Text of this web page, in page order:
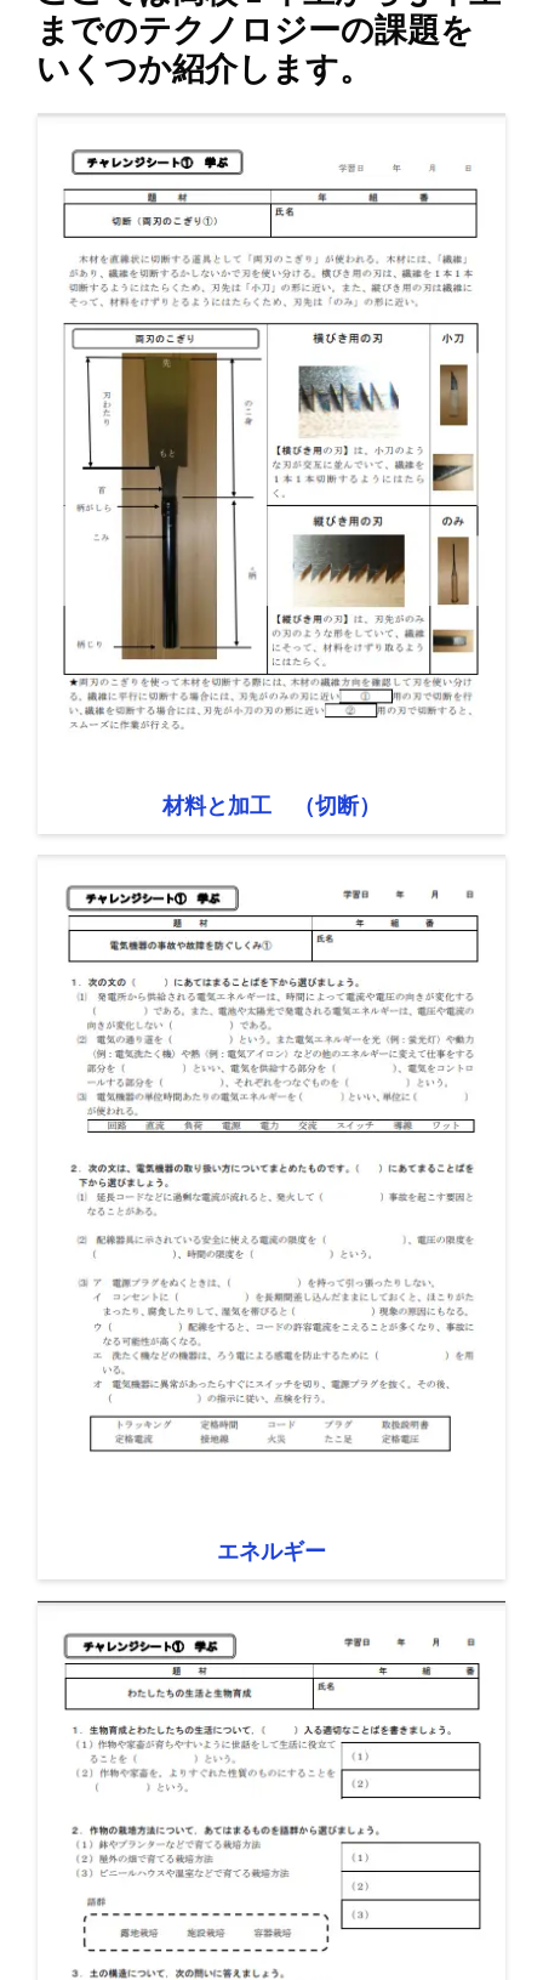
までのテクノロジーの課題を
いくつか紹介します。
材料と加工 （切断）
エネルギー